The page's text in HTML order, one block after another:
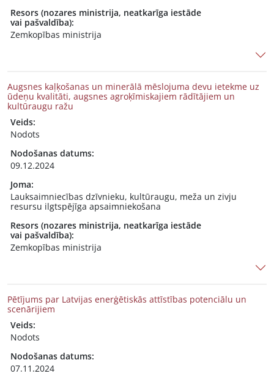
Resors (nozares ministrija, neatkarīga iestāde
vai pašvaldība):
Zemkopības ministrija
Augsnes kaļķošanas un minerālā mēslojuma devu ietekme uz
ūdeņu kvalitāti, augsnes agroķīmiskajiem rādītājiem un
kultūraugu ražu
Veids:
Nodots
Nodošanas datums:
09.12.2024
Joma:
Lauksaimniecības dzīvnieku, kultūraugu, meža un zivju
resursu ilgtspējīga apsaimniekošana
Resors (nozares ministrija, neatkarīga iestāde
vai pašvaldība):
Zemkopības ministrija
Pētījums par Latvijas enerģētiskās attīstības potenciālu un
scenārijiem
Veids:
Nodots
Nodošanas datums:
07.11.2024